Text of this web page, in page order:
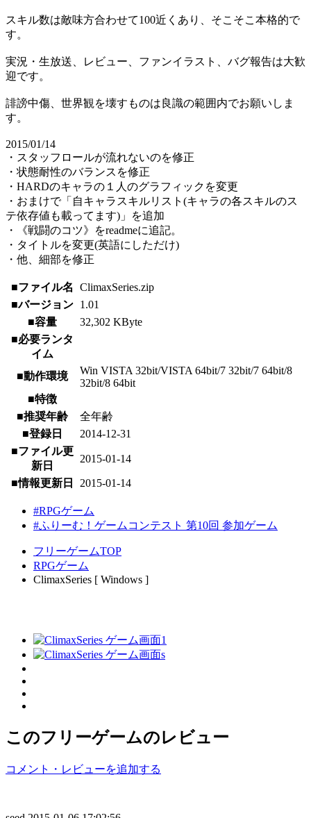
スキル数は敵味方合わせて100近くあり、そこそこ本格的で
す。
実況・生放送、レビュー、ファンイラスト、バグ報告は大歓
迎です。
誹謗中傷、世界観を壊すものは良識の範囲内でお願いしま
す。
2015/01/14
・スタッフロールが流れないのを修正
・状態耐性のバランスを修正
・HARDのキャラの１人のグラフィックを変更
・おまけで「自キャラスキルリスト(キャラの各スキルのス
テ依存値も載ってます)」を追加
・《戦闘のコツ》をreadmeに追記。
・タイトルを変更(英語にしただけ)
・他、細部を修正
■ファイル名
ClimaxSeries.zip
■バージョン 1.01
■容量
32,302 KByte
■必要ランタ
イム
■動作環境
Win VISTA 32bit/VISTA 64bit/7 32bit/7 64bit/8
32bit/8 64bit
■特徴
■推奨年齢
全年齢
■登録日
2014-12-31
■ファイル更
新日
2015-01-14
■情報更新日 2015-01-14
#RPGゲーム
#ふりーむ！ゲームコンテスト 第10回 参加ゲーム
フリーゲームTOP
RPGゲーム
ClimaxSeries [ Windows ]
このフリーゲームのレビュー
コメント・レビューを追加する